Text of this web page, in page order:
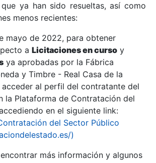
ya han sido resueltas, así como
menos recientes:
mayo de 2022, para obtener
a Licitaciones en curso y
ya aprobadas por la Fábrica
y Timbre - Real Casa de la
acceder al perfil del contratante del
la Plataforma de Contratación del
en el siguiente link:
del Sector Público
)
más información y algunos